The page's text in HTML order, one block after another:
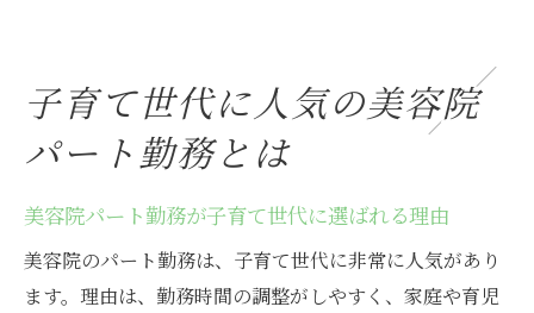
子育て世代に人気の美容院
パート勤務とは
美容院パート勤務が子育て世代に選ばれる理由
美容院のパート勤務は、子育て世代に非常に人気があり
ます。理由は、勤務時間の調整がしやすく、家庭や育児